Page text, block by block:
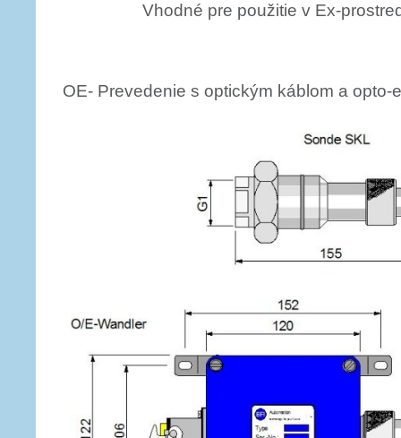
Vhodné pre použitie v Ex-
OE- Prevedenie s optickým káblom a opto-